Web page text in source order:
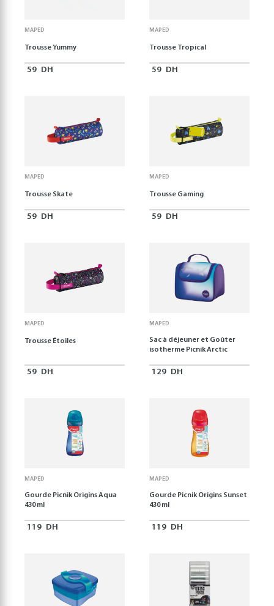
MAPED
Trousse Yummy
59 DH
MAPED
Trousse Tropical
59 DH
MAPED
Trousse Skate
59 DH
MAPED
Trousse Gaming
59 DH
MAPED
Trousse Étoiles
59 DH
MAPED
Sac à déjeuner et Goûter
isotherme Picnik Arctic
129 DH
MAPED
Gourde Picnik Origins Aqua
430 ml
119 DH
MAPED
Gourde Picnik Origins Sunset
430 ml
119 DH